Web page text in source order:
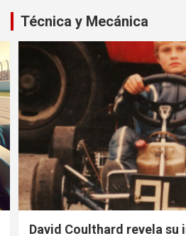
Técnica y Mecánica
David Coulthard revela su